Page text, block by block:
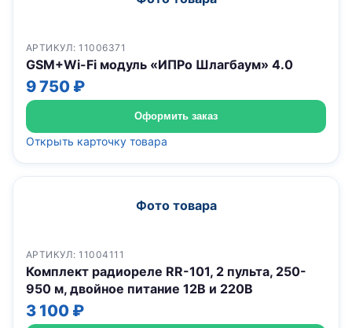
АРТИКУЛ: 11006371
GSM+Wi-Fi модуль «ИПРо Шлагбаум» 4.0
9 750 ₽
Оформить заказ
Открыть карточку товара
Фото товара
АРТИКУЛ: 11004111
Комплект радиореле RR-101, 2 пульта, 250-
950 м, двойное питание 12В и 220В
3 100 ₽